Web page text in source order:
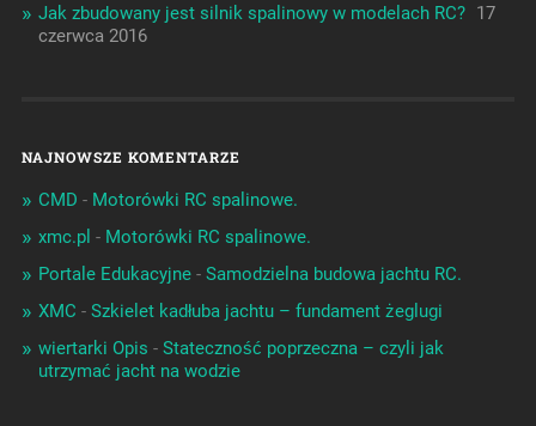
Jak zbudowany jest silnik spalinowy w modelach RC? 17
czerwca 2016
NAJNOWSZE KOMENTARZE
CMD - Motorówki RC spalinowe.
xmc.pl - Motorówki RC spalinowe.
Portale Edukacyjne- Samodzielna budowa jachtu RC.
XMC - Szkielet kadłuba jachtu – fundament żeglugi
wiertarki Opis - Stateczność poprzeczna – czyli jak
utrzymać jacht na wodzie